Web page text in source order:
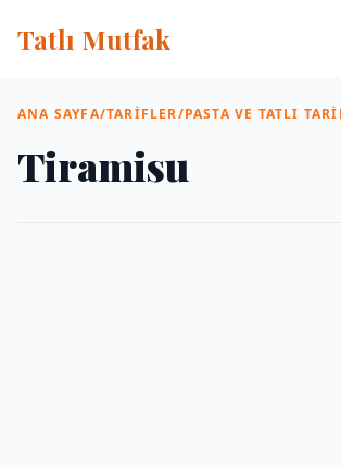
Tatlı Mutfak
ANA SAYFA/TARIFLER/PASTA VE TATLI
Tiramisu